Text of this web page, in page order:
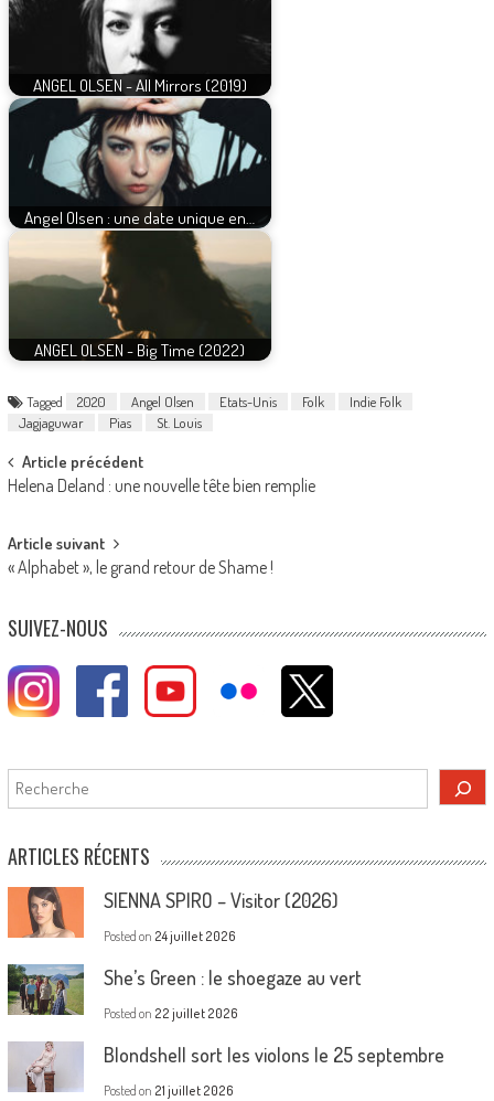
ANGEL OLSEN - All Mirrors (2019)
Angel Olsen : une date unique en…
ANGEL OLSEN - Big Time (2022)
Tagged 2020 Angel Olsen Etats-Unis Folk
Indie Folk
Jagjaguwar
Pias St. Louis
Post
navigation
Article précédent
Helena Deland : une nouvelle tête bien remplie
Article suivant
« Alphabet », le grand retour de Shame !
SUIVEZ-NOUS
Rechercher
ARTICLES RÉCENTS
SIENNA SPIRO – Visitor (2026)
Posted on 24 juillet 2026
She’s Green : le shoegaze au vert
Posted on 22 juillet 2026
Blondshell sort les violons le 25 septembre
Posted on 21 juillet 2026